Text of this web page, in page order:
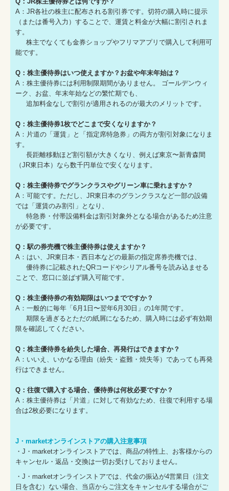
A：JR各社の株主に配布される割引券です。切符の購入時に提示
（または番号入力）することで、運賃と料金が大幅に割引されま
す。
株主でなくても金券ショップやフリマアプリで購入して利用可
能です。
Q：株主優待券はいつ使えますか？お盆や年末年始は？
A：株主優待券には利用制限期間がありません。 ゴールデンウィ
ーク、お盆、年末年始などの繁忙期でも、
追加料金なしで割引が適用されるのが最大のメリットです。
Q：株主優待券1枚でどこまで安くなりますか？
A：片道の「運賃」と「指定席特急券」の両方が割引対象になりま
す。
長距離移動ほど割引額が大きくなり、例えば東京〜新青森間
（JR東日本）なら数千円単位で安くなります。
Q：株主優待券でグランクラスやグリーン車に乗れますか？
A：可能です。ただし、JR東日本のグランクラスなど一部の設備
では「運賃のみ割引」となり、
特急券・付帯設備料金は割引対象外となる場合があるため注意
が必要です。
Q：駅の券売機で株主優待券は使えますか？
A：はい、JR東日本・西日本などの最新の指定席券売機では、
優待券に記載されたQRコードやシリアル番号を読み込ませる
ことで、窓口に並ばず購入可能です。
Q：株主優待券の有効期限はいつまでですか？
A：一般的に毎年「6月1日〜翌年6月30日」の1年間です。
期限を過ぎるとただの紙屑になるため、購入時には必ず有効期
限を確認してください。
Q：株主優待券を紛失した場合、再発行はできますか？
A：いいえ、いかなる理由（紛失・盗難・焼失等）であっても再発
行はできません。
Q：往復で購入する場合、優待券は何枚必要ですか？
A：株主優待券は「片道」に対して有効なため、往復で利用する場
合は2枚必要になります。
J・marketオンラインストアの購入注意事項
・J・marketオンラインストアでは、商品の特性上、お客様からの
キャンセル・返品・交換は一切お受けしておりません。
・J・marketオンラインストアでは、代金の振込が4営業日（注文
日を含む）ない場合、当店からご注文をキャンセルする場合がご